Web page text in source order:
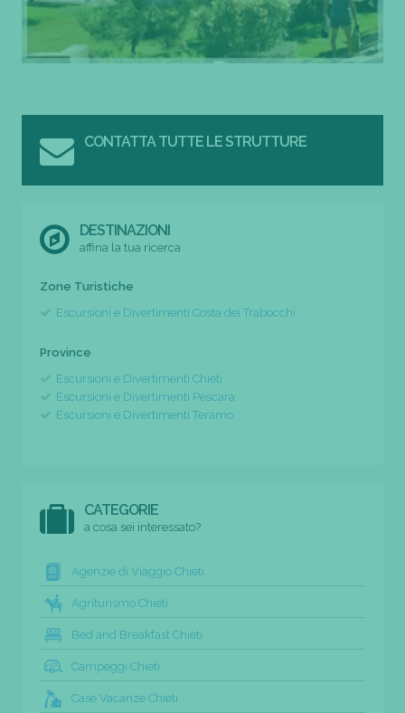
CONTATTA TUTTE LE STRUTTURE
DESTINAZIONI
affina la tua ricerca
Zone Turistiche
Escursioni e Divertimenti Costa dei Trabocchi
Province
Escursioni e Divertimenti Chieti
Escursioni e Divertimenti Pescara
Escursioni e Divertimenti Teramo
CATEGORIE
a cosa sei interessato?
Agenzie di Viaggio Chieti
Agriturismo Chieti
Bed and Breakfast Chieti
Campeggi Chieti
Case Vacanze Chieti